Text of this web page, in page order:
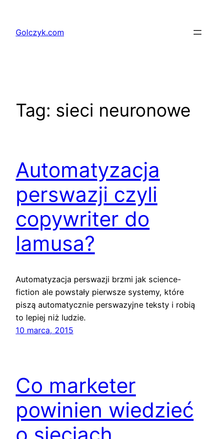
treściGolczyk.com
Tag: sieci neuronowe
Automatyzacja
perswazji czyli
copywriter do
lamusa?
Automatyzacja perswazji brzmi jak science-
fiction ale powstały pierwsze systemy, które
piszą automatycznie perswazyjne teksty i robią
to lepiej niż ludzie.
10 marca, 2015
Co marketer
powinien wiedzieć